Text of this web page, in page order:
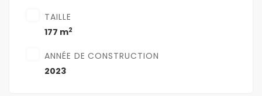
TAILLE
177 m2
ANNÉE DE CONSTRUCTION
2023